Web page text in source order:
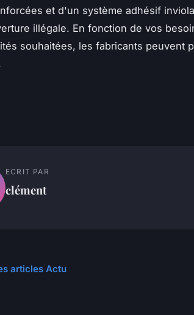
et d'un système adhésif
illégale. En fonction de vos
souhaitées, les fabricants peuvent
ECRIT PAR
clément
articles Actu